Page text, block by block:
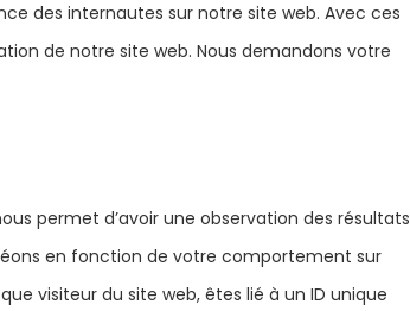
des internautes sur notre site web. Avec ces
de notre site web. Nous demandons votre
permet d’avoir une observation des résultats
en fonction de votre comportement sur
visiteur du site web, êtes lié à un ID unique